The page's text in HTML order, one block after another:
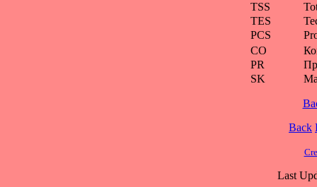
TSS
TES
PCS
CO
PR
SK
Back
Last